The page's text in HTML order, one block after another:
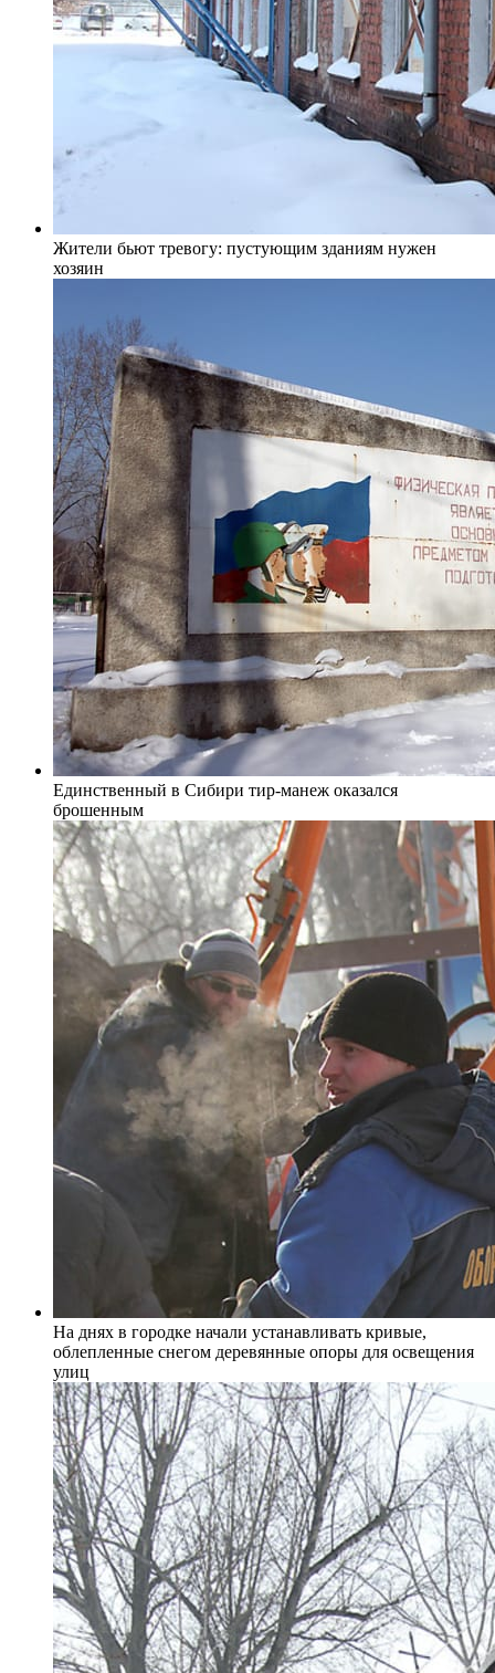
Жители бьют тревогу: пустующим зданиям нужен
хозяин
Единственный в Сибири тир-манеж оказался
брошенным
На днях в городке начали устанавливать кривые,
облепленные снегом деревянные опоры для освещения
улиц